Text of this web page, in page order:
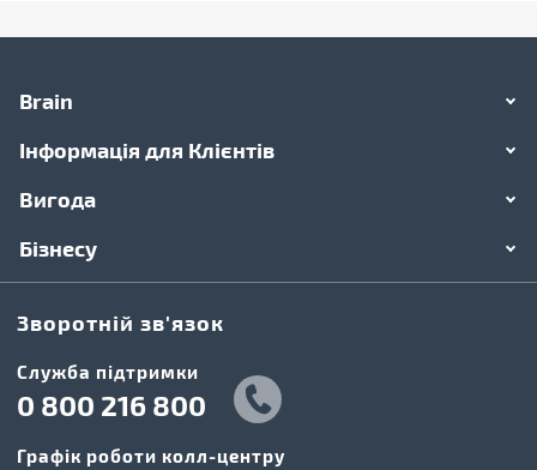
Brain
Інформація для Клієнтів
Вигода
Бізнесу
Зворотній зв'язок
Cлужба підтримки
0 800 216 800
Графік роботи колл-центру